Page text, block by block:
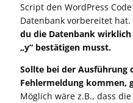
Script den WordPress
Datenbank vorbereitet hat.
du die Datenbank
„y“ bestätigen musst.
Sollte bei der Ausführung
Fehlermeldung kommen,
Möglich wäre z.B., dass